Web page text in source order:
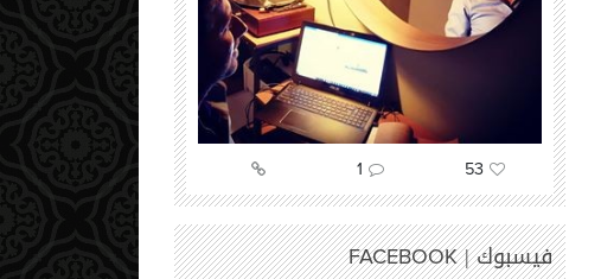
86
9
فيسبوك |FACEBOOK